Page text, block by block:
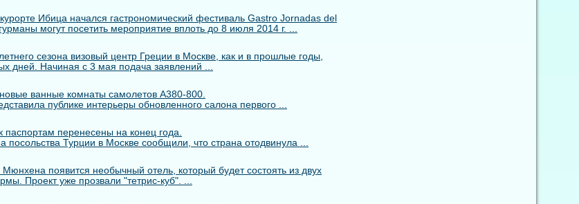
Ибица начался гастрономический фестиваль Gastro Jornadas del
могут посетить мероприятие вплоть до 8 июля 2014 г. ...
сезона визовый центр Греции в Москве, как и в прошлые годы,
дней. Начиная с 3 мая подача заявлений ...
ванные комнаты самолетов A380-800.
публике интерьеры обновленного салона первого ...
перенесены на конец года.
посольства Турции в Москве сообщили, что страна отодвинула ...
появится необычный отель, который будет состоять из двух
Проект уже прозвали "тетрис-куб". ...